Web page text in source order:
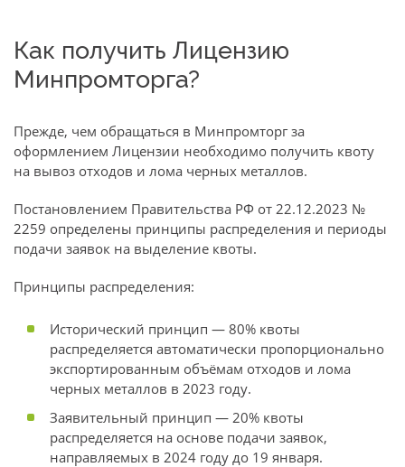
Как получить Лицензию
Минпромторга?
Прежде, чем обращаться в Минпромторг за
оформлением Лицензии необходимо получить квоту
на вывоз отходов и лома черных металлов.
Постановлением Правительства РФ от 22.12.2023 №
2259 определены принципы распределения и периоды
подачи заявок на выделение квоты.
Принципы распределения:
Исторический принцип — 80% квоты
распределяется автоматически пропорционально
экспортированным объёмам отходов и лома
черных металлов в 2023 году.
Заявительный принцип — 20% квоты
распределяется на основе подачи заявок,
направляемых в 2024 году до 19 января.